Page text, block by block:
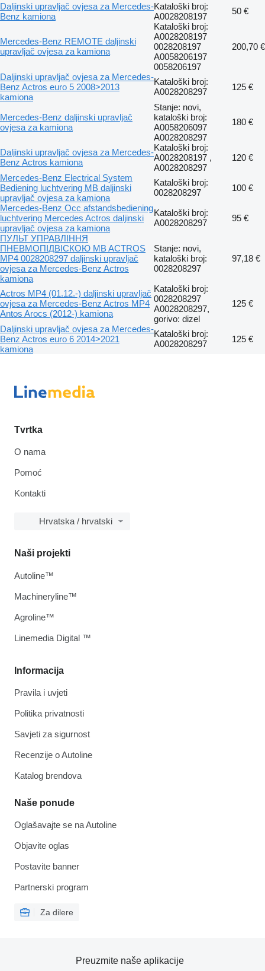
Daljinski upravljač ovjesa za Mercedes-
Benz kamiona
Kataloški broj:
A0028208197
50 €
Mercedes-Benz REMOTE daljinski
upravljač ovjesa za kamiona
Kataloški broj:
A0028208197
0028208197
A0058206197
0058206197
200,70 €
Daljinski upravljač ovjesa za Mercedes-
Benz Actros euro 5 2008>2013
kamiona
Kataloški broj:
A0028208297
125 €
Mercedes-Benz daljinski upravljač
ovjesa za kamiona
Stanje: novi,
kataloški broj:
A0058206097
A0028208297
180 €
Daljinski upravljač ovjesa za Mercedes-
Benz Actros kamiona
Kataloški broj:
A0028208197 ,
A0028208297
120 €
Mercedes-Benz Electrical System
Bediening luchtvering MB daljinski
upravljač ovjesa za kamiona
Kataloški broj:
0028208297
100 €
Mercedes-Benz Occ afstandsbediening
luchtvering Mercedes Actros daljinski
upravljač ovjesa za kamiona
Kataloški broj:
A0028208297
95 €
ПУЛЬТ УПРАВЛІННЯ
ПНЕВМОПІДВІСКОЮ MB ACTROS
MP4 0028208297 daljinski upravljač
ovjesa za Mercedes-Benz Actros
kamiona
Stanje: novi,
kataloški broj:
0028208297
97,18 €
Actros MP4 (01.12.-) daljinski upravljač
ovjesa za Mercedes-Benz Actros MP4
Antos Arocs (2012-) kamiona
Kataloški broj:
0028208297
A0028208297,
gorivo: dizel
125 €
Daljinski upravljač ovjesa za Mercedes-
Benz Actros euro 6 2014>2021
kamiona
Kataloški broj:
A0028208297
125 €
Tvrtka
O nama
Pomoć
Kontakti
Hrvatska / hrvatski
Informacija
Pravila i uvjeti
Politika privatnosti
Savjeti za sigurnost
Recenzije o Autoline
Katalog brendova
Naše ponude
Oglašavajte se na Autoline
Objavite oglas
Postavite banner
Partnerski program
Za dilere
Naši projekti
Autoline™
Machineryline™
Agroline™
Linemedia Digital ™
Preuzmite naše aplikacije